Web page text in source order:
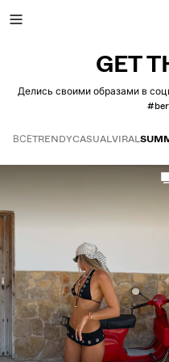
GET
Делись своими образами в
ВСЕTRENDYCASUALVIRAL
И ПОЛО
И КАРДИГАНЫ